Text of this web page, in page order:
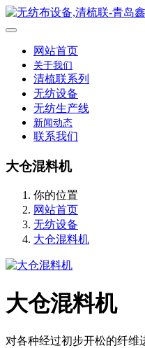
网站首页
关于我们
清梳联系列
无纺设备
无纺生产线
新闻动态
联系我们
大仓混料机
你的位置
网站首页
无纺设备
大仓混料机
大仓混料机
对各种经过初步开松的纤维